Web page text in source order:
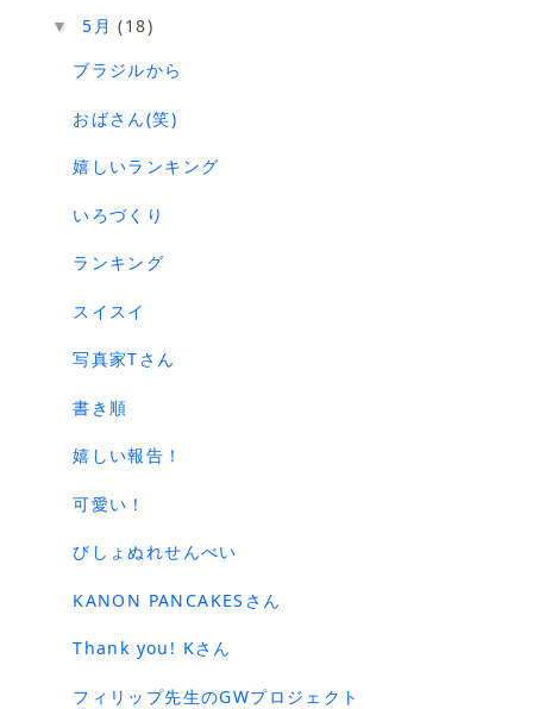
▼5月(18)
ブラジルから
おばさん(笑)
嬉しいランキング
いろづくり
ランキング
スイスイ
写真家Tさん
書き順
嬉しい報告！
可愛い！
びしょぬれせんべい
KANON PANCAKESさん
Thank you! Kさん
フィリップ先生のGWプロジェクト